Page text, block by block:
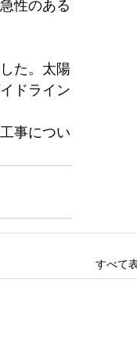
性のある
た。太陽
ドライン
事につい
すべて